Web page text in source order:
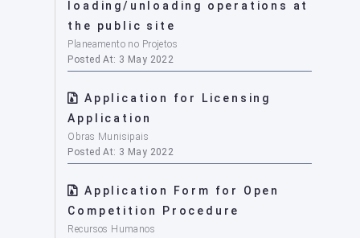
loading/unloading operations at
the public site
Planeamento no Projetos
Posted At: 3 May 2022
Application for Licensing
Application
Obras Munisipais
Posted At: 3 May 2022
Application Form for Open
Competition Procedure
Recursos Humanos